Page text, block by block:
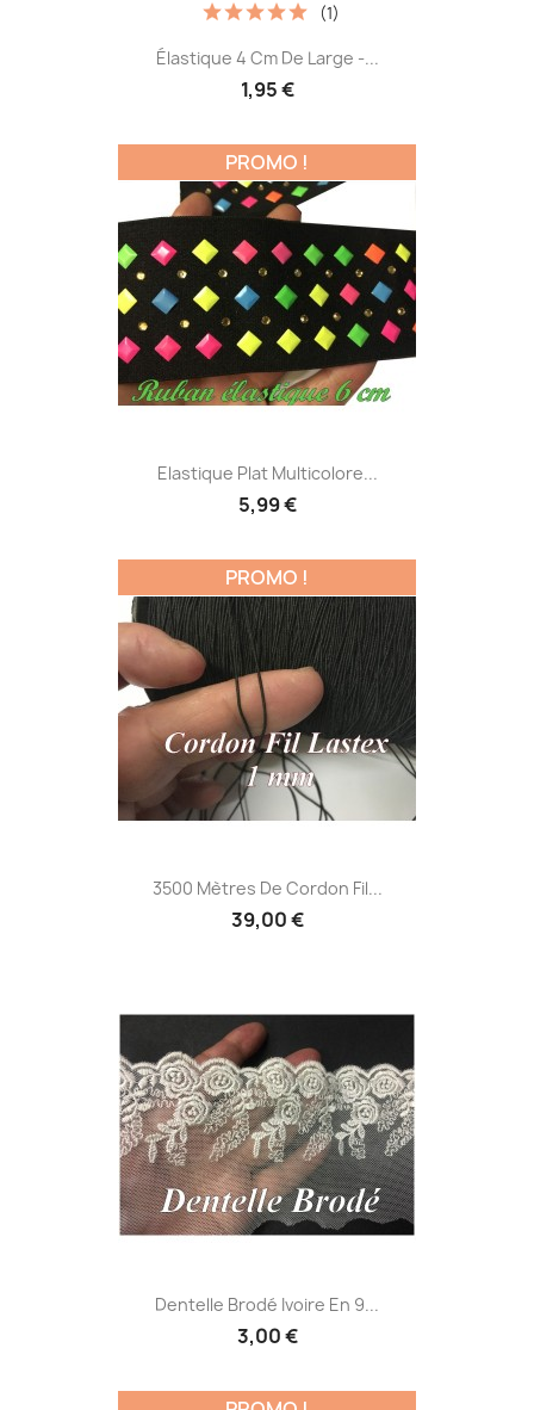
Élastique 4 Cm De Large -...
1,95 €
(1)
Elastique Plat Multicolore...
5,99 €
PROMO !
3500 Mètres De Cordon Fil...
39,00 €
PROMO !
Dentelle Brodé Ivoire En 9...
3,00 €